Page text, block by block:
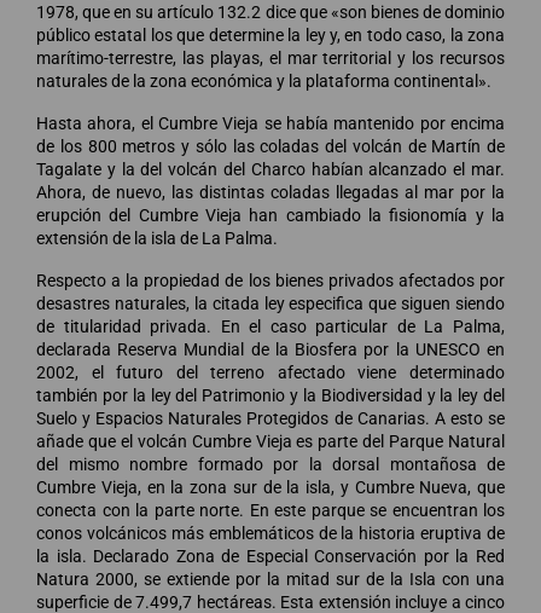
1978, que en su artículo 132.2 dice que «son bienes de dominio
público estatal los que determine la ley y, en todo caso, la zona
marítimo-terrestre, las playas, el mar territorial y los recursos
naturales de la zona económica y la plataforma continental».
Hasta ahora, el Cumbre Vieja se había mantenido por encima
de los 800 metros y sólo las coladas del volcán de Martín de
Tagalate y la del volcán del Charco habían alcanzado el mar.
Ahora, de nuevo, las distintas coladas llegadas al mar por la
erupción del Cumbre Vieja han cambiado la fisionomía y la
extensión de la isla de La Palma.
Respecto a la propiedad de los bienes privados afectados por
desastres naturales, la citada ley especifica que siguen siendo
de titularidad privada. En el caso particular de La Palma,
declarada Reserva Mundial de la Biosfera por la UNESCO en
2002, el futuro del terreno afectado viene determinado
también por la ley del Patrimonio y la Biodiversidad y la ley del
Suelo y Espacios Naturales Protegidos de Canarias. A esto se
añade que el volcán Cumbre Vieja es parte del Parque Natural
del mismo nombre formado por la dorsal montañosa de
Cumbre Vieja, en la zona sur de la isla, y Cumbre Nueva, que
conecta con la parte norte. En este parque se encuentran los
conos volcánicos más emblemáticos de la historia eruptiva de
la isla. Declarado Zona de Especial Conservación por la Red
Natura 2000, se extiende por la mitad sur de la Isla con una
superficie de 7.499,7 hectáreas. Esta extensión incluye a cinco